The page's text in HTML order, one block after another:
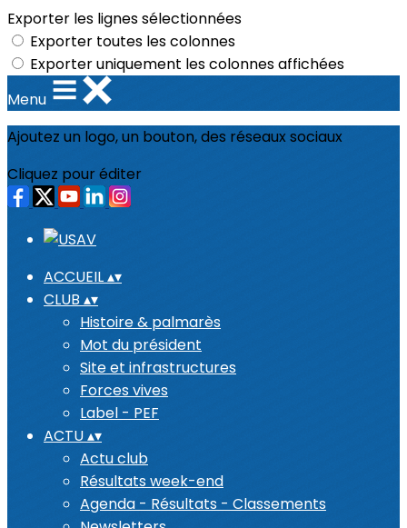
Exporter les lignes sélectionnées
Exporter toutes les colonnes
Exporter uniquement les colonnes affichées
Menu
Ajoutez un logo, un bouton, des réseaux sociaux
Cliquez pour éditer
ACCUEIL▴▾
CLUB ▴▾
Histoire & palmarès
Mot du président
Site et infrastructures
Forces vives
Label - PEF
ACTU▴▾
Actu club
Résultats week-end
Agenda - Résultats - Classements